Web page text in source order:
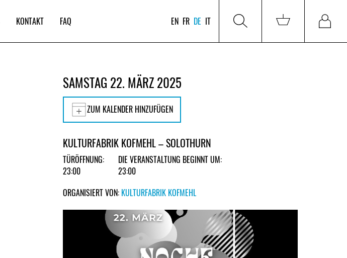
KONTAKT FAQ EN FR DE IT
SAMSTAG 22. MÄRZ 2025
ZUM KALENDER HINZUFÜGEN
KULTURFABRIK KOFMEHL – SOLOTHURN
TÜRÖFFNUNG:
23:00
DIE VERANSTALTUNG BEGINNT UM:
23:00
ORGANISIERT VON: KULTURFABRIK KOFMEHL